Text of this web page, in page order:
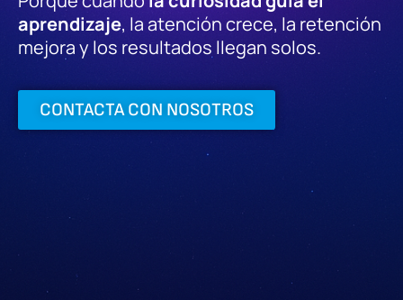
aprendizaje, la atención crece, la retención
mejora y los resultados llegan solos.
CONTACTA CON NOSOTROS